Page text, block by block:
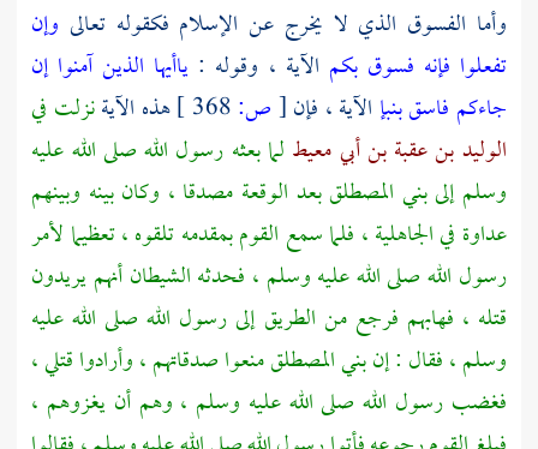
وأما الفسوق الذي لا يخرج عن الإسلام فكقوله تعالى وإن
تفعلوا فإنه فسوق بكم الآية ، وقوله : ياأيها الذين آمنوا إن
جاءكم فاسق بنبإ الآية ، فإن[ص: هذه الآيةنزلت في
الوليد بن عقبة بن أبي معيط لما بعثه رسول الله صلى الله عليه
وسلم إلىبني المصطلقبعد الوقعة مصدقا ، وكان بينه وبينهم
عداوة في الجاهلية ، فلما سمع القوم بمقدمه تلقوه ، تعظيما لأمر
رسول الله صلى الله عليه وسلم ، فحدثه الشيطان أنهم يريدون
قتله ، فهابهم فرجع من الطريق إلى رسول الله صلى الله عليه
وسلم ، فقال : إنبني المصطلقمنعوا صدقاتهم ، وأرادوا قتلي ،
فغضب رسول الله صلى الله عليه وسلم ، وهم أن يغزوهم ،